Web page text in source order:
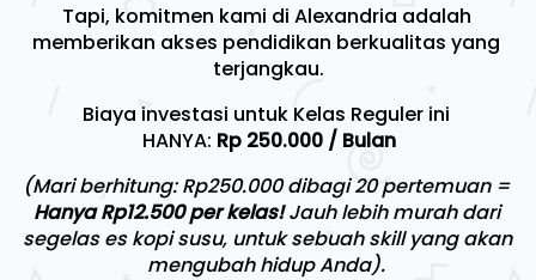
Tapi, komitmen kami di Alexandria adalah
memberikan akses pendidikan berkualitas yang
terjangkau.
Biaya investasi untuk Kelas Reguler ini
HANYA: Rp 250.000 / Bulan
(Mari berhitung: Rp250.000 dibagi 20 pertemuan =
Hanya Rp12.500 per kelas! Jauh lebih murah dari
segelas es kopi susu, untuk sebuah skill yang akan
mengubah hidup Anda).